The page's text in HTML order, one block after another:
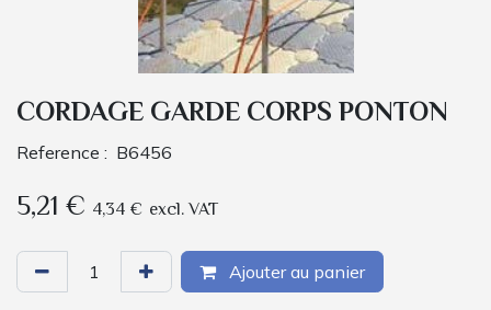
CORDAGE GARDE CORPS PONTON
Reference : B6456
5,21 € 4,34 € excl. VAT
Ajouter au panier